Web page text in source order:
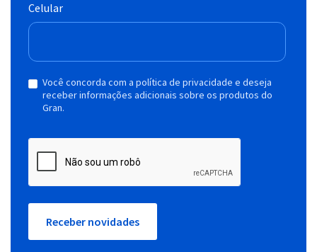
Celular
Você concorda com a política de privacidade e deseja
receber informações adicionais sobre os produtos do
Gran.
Receber novidades